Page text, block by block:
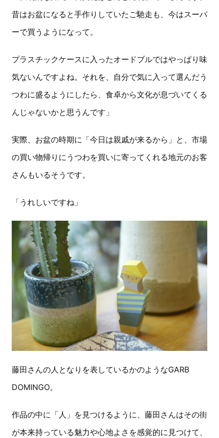
昔はお盆になると手作りしていたご馳走も、今はスーパ
ーで買うようになって。
プラスチックケースに入ったオードブルではやっぱり味
気ないんですよね。それを、自分で気に入って選んだう
つわに盛るようにしたら、食卓から文化が息づいてくる
んじゃないかと思うんです」
実際、お盆の時期に「今日は親戚が来るから」と、市場
の買い物帰りにうつわを買いに寄ってくれる地元のお客
さんもいるそうです。
「うれしいですね」
藤田さんの人となりを表しているかのようなGARB
DOMINGO。
作品の中に「人」を見つけるように、藤田さんはその街
が本来持っている魅力や心地よさを感覚的に見つけて、